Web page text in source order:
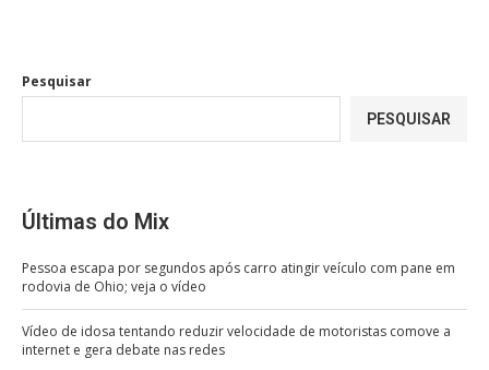
Pesquisar
PESQUISAR
Últimas do Mix
Pessoa escapa por segundos após carro atingir veículo com pane em
rodovia de Ohio; veja o vídeo
Vídeo de idosa tentando reduzir velocidade de motoristas comove a
internet e gera debate nas redes